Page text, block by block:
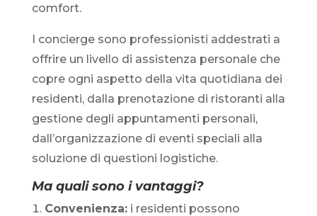
comfort.
I concierge sono professionisti addestrati a
offrire un livello di assistenza personale che
copre ogni aspetto della vita quotidiana dei
residenti, dalla prenotazione di ristoranti alla
gestione degli appuntamenti personali,
dall’organizzazione di eventi speciali alla
soluzione di questioni logistiche.
Ma quali sono i vantaggi?
Convenienza:i residenti possono